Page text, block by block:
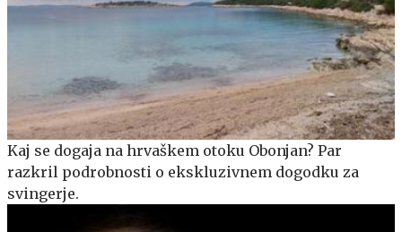
Kaj se dogaja na hrvaškem otoku Obonjan? Par
razkril podrobnosti o ekskluzivnem dogodku za
svingerje.